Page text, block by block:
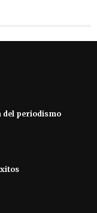
del periodismo